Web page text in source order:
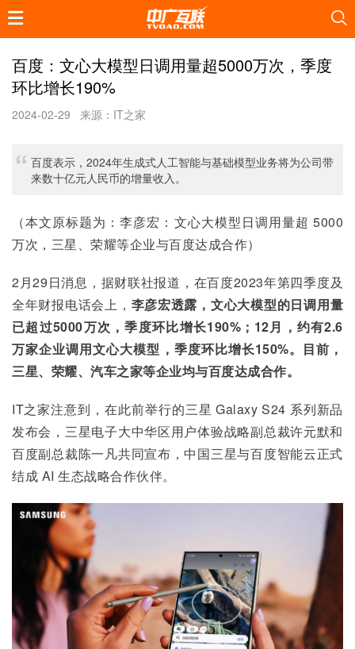
百度：文心大模型日调用量超5000万次，季度
环比增长190%
2024-02-29 来源：IT之家
百度表示，2024年生成式人工智能与基础模型业务将为公司带
来数十亿元人民币的增量收入。
（本文原标题为：李彦宏：文心大模型日调用量超 5000
万次，三星、荣耀等企业与百度达成合作）
2月29日消息，据财联社报道，在百度2023年第四季度及
全年财报电话会上， 李彦宏透露，文心大模型的日调用量
已超过5000万次，季度环比增长190%；12月，约有2.6
万家企业调用文心大模型，季度环比增长150%。目前，
三星、荣耀、汽车之家等企业均与百度达成合作。
IT之家注意到，在此前举行的三星 Galaxy S24 系列新品
发布会，三星电子大中华区用户体验战略副总裁许元默和
百度副总裁陈一凡共同宣布，中国三星与百度智能云正式
结成 AI 生态战略合作伙伴。